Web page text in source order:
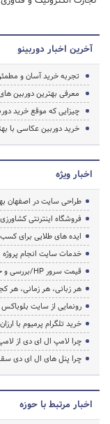
آخرین اخبار دوربینو
تجربه خرید آسان و
معرفی بهترین دوربین
چیزایی که موقع خرید
خرید دوربین عکاسی با
اخبار ویژه
طراحی سایت در اصفهان
فروشگاه اینترنتی
ایده های طلایی برای کسب
خدمات سایت انجام پروژه
قیمت سرور HP/بررسی و خرید سرور اچ پی
هر زبانی، هر زمانی، هر
رونمایی از سایت
خرید تلگرام پرمیوم با
چرا لامپ ال ای دی از
چرا پنل های ال ای دی
اخبار مرتبط با حوزه